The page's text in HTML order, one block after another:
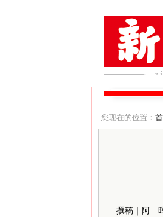
您现在的位置：
撰稿｜阿